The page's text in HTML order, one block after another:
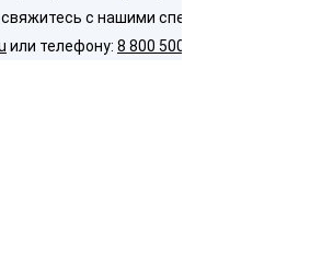
с нашими специалистами по
или телефону: 8 800 500 5437